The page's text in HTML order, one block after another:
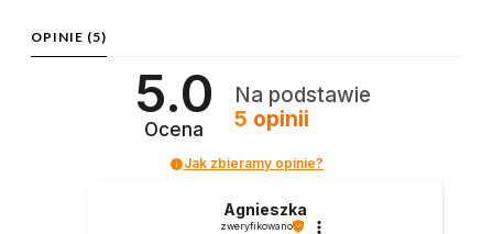
OPINIE (5)
5.0
Ocena
Na podstawie
5 opinii
Jak zbieramy opinie?
Agnieszka
zweryfikowano